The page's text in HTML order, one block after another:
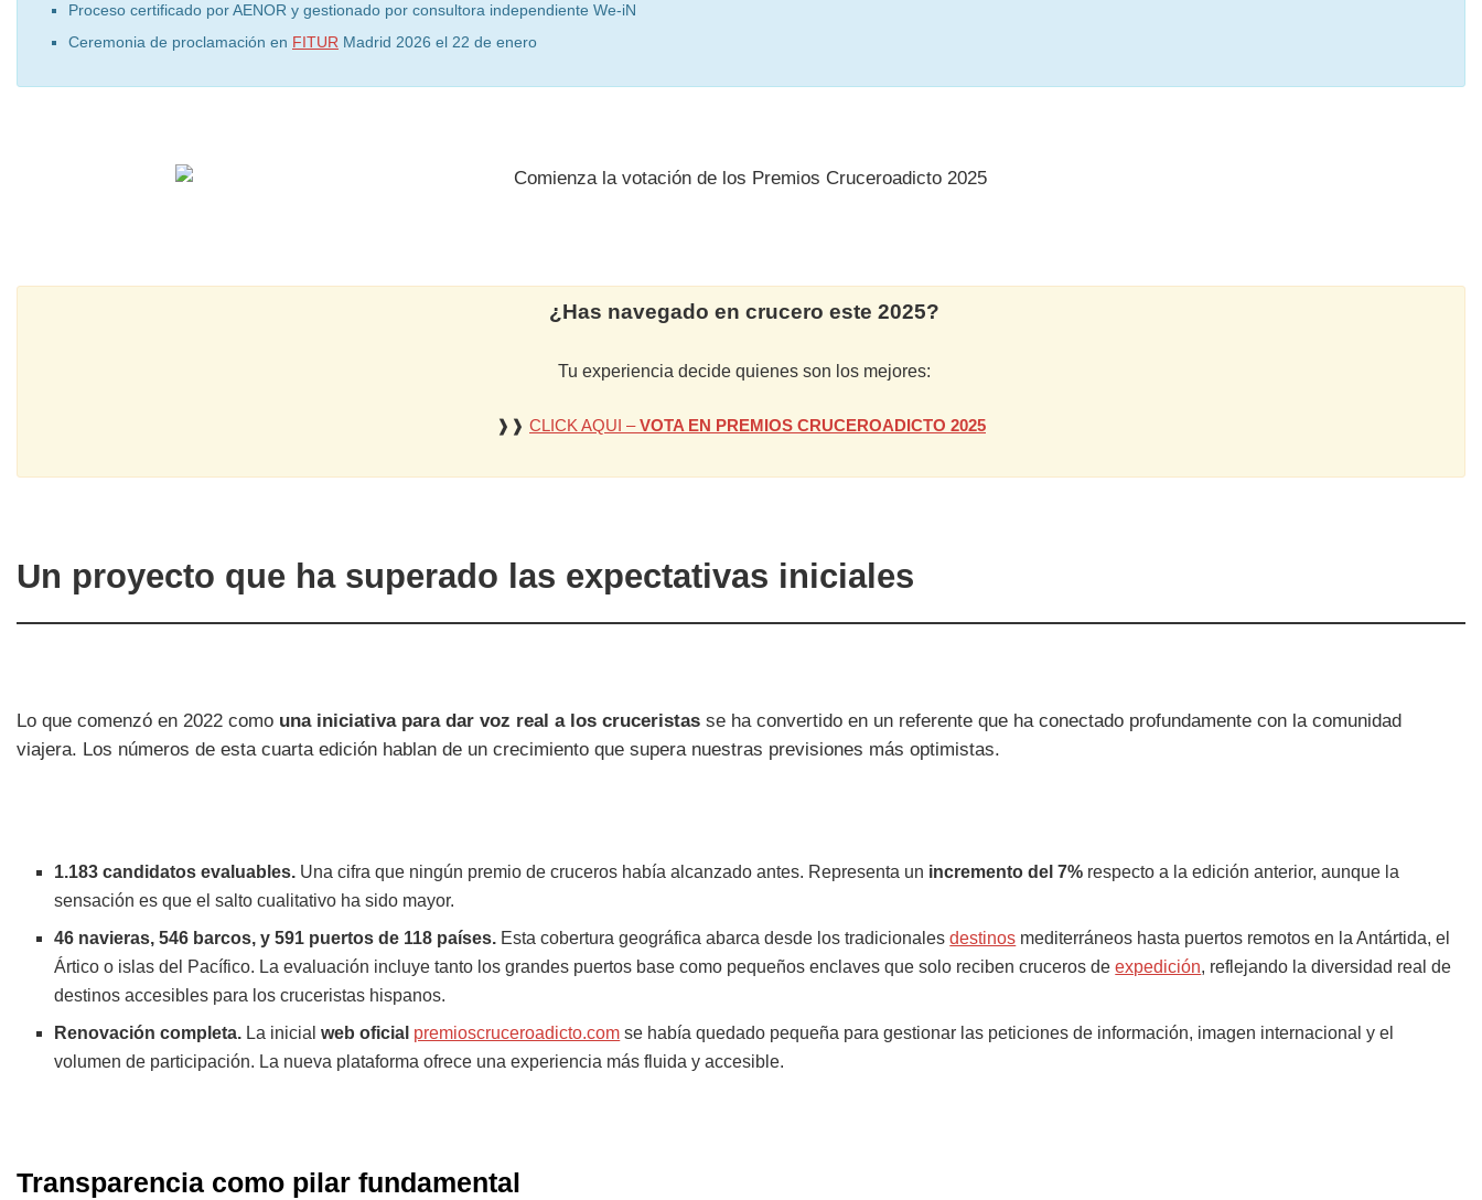
Proceso certificado por AENOR y gestionado por consultora independiente We-iN
Ceremonia de proclamación en FITUR Madrid 2026 el 22 de enero
¿Has navegado en crucero este 2025?
Tu experiencia decide quienes son los mejores:
❱❱ CLICK AQUI –VOTA EN PREMIOS CRUCEROADICTO 2025
Un proyecto que ha superado las expectativas iniciales
Lo que comenzó en 2022 como una iniciativa para dar voz real a los cruceristas se ha convertido en un referente que ha conectado profundamente con la comunidad
viajera. Los números de esta cuarta edición hablan de un crecimiento que supera nuestras previsiones más optimistas.
1.183 candidatos evaluables. Una cifra que ningún premio de cruceros había alcanzado antes. Representa un incremento del 7% respecto a la edición anterior, aunque la
sensación es que el salto cualitativo ha sido mayor.
46 navieras, 546 barcos, y 591 puertos de 118 países. Esta cobertura geográfica abarca desde los tradicionalesdestinos mediterráneos hasta puertos remotos en la Antártida, el
Ártico o islas del Pacífico. La evaluación incluye tanto los grandes puertos base como pequeños enclaves que solo reciben cruceros deexpedición, reflejando la diversidad real de
destinos accesibles para los cruceristas hispanos.
Renovación completa. La inicialweb oficial premioscruceroadicto.com se había quedado pequeña para gestionar las peticiones de información, imagen internacional y el
volumen de participación. La nueva plataforma ofrece una experiencia más fluida y accesible.
Transparencia como pilar fundamental